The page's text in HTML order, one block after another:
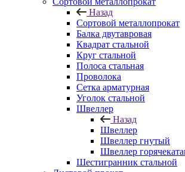
Назад
Сортовой металлопрокат
Балка двутавровая
Квадрат стальной
Круг стальной
Полоса стальная
Проволока
Сетка арматурная
Уголок стальной
Швеллер
Назад
Швеллер
Швеллер гнутый
Швеллер
Шестигранник стальной